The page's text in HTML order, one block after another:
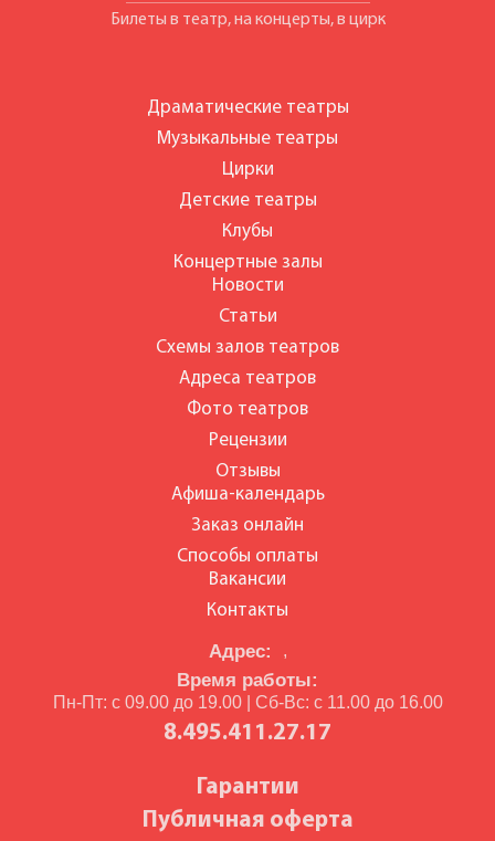
Билеты в театр, на концерты, в цирк
Адрес: ,
Время работы:
Пн-Пт: с 09.00 до 19.00 | Сб-Вс: с 11.00 до 16.00
8.495.411.27.17
Гарантии
Публичная оферта
Драматические театры
Музыкальные театры
Цирки
Детские театры
Клубы
Концертные залы
Новости
Статьи
Схемы залов театров
Адреса театров
Фото театров
Рецензии
Отзывы
Афиша-календарь
Заказ онлайн
Способы оплаты
Вакансии
Контакты